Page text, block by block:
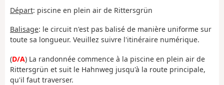
Départ: piscine en plein air de Rittersgrün
Balisage: le circuit n'est pas balisé de manière uniforme sur
toute sa longueur. Veuillez suivre l'itinéraire numérique.
(D/A) La randonnée commence à la piscine en plein air de
Rittersgrün et suit le Hahnweg jusqu'à la route principale,
qu'il faut traverser.